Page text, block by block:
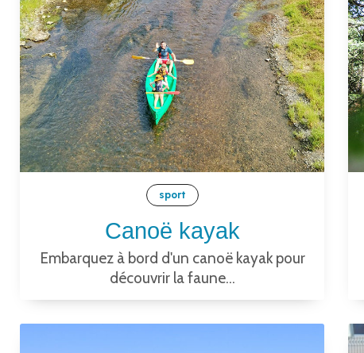
sport
Canoë kayak
Embarquez à bord d'un canoë kayak pour
découvrir la faune...